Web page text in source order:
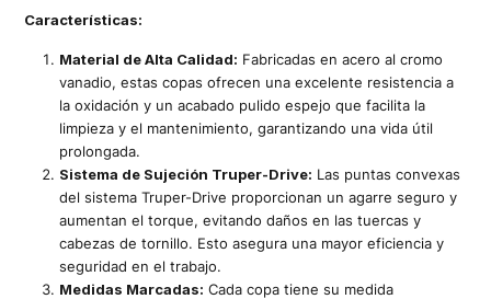
Características:
Material de Alta Calidad: Fabricadas en acero al cromo
vanadio, estas copas ofrecen una excelente resistencia a
la oxidación y un acabado pulido espejo que facilita la
limpieza y el mantenimiento, garantizando una vida útil
prolongada.
Sistema de Sujeción Truper-Drive: Las puntas convexas
del sistema Truper-Drive proporcionan un agarre seguro y
aumentan el torque, evitando daños en las tuercas y
cabezas de tornillo. Esto asegura una mayor eficiencia y
seguridad en el trabajo.
Medidas Marcadas: Cada copa tiene su medida